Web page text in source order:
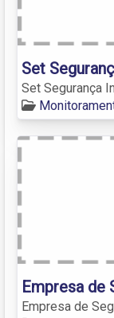
Set
Set Segurança
Empresa de
Empresa de